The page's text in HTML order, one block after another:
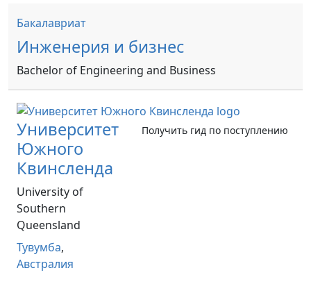
Бакалавриат
Инженерия и бизнес
Bachelor of Engineering and Business
Университет
Южного
Квинсленда
University of
Southern
Queensland
Тувумба,
Австралия
Получить гид по поступлению